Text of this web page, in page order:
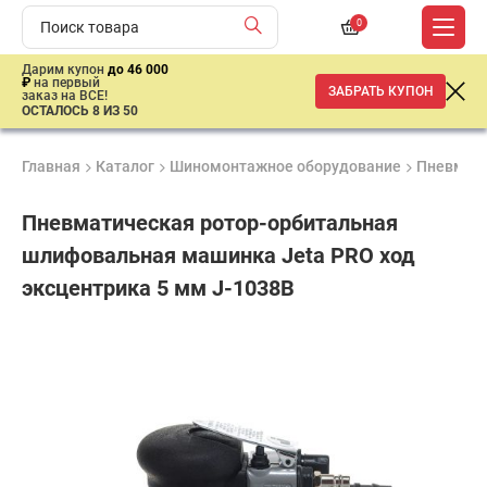
0
Дарим купон до 46 000
₽ на первый
заказ на ВСЕ!
ОСТАЛОСЬ 8 ИЗ 50
ЗАБРАТЬ КУПОН
Главная Каталог Шиномонтажное оборудование
Пневматическая ротор-орбитальная
шлифовальная машинка Jeta PRO ход
эксцентрика 5 мм J-1038B